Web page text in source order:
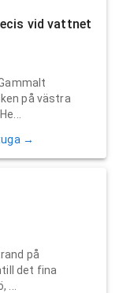
vid vattnet
på västra
→
på
det fina